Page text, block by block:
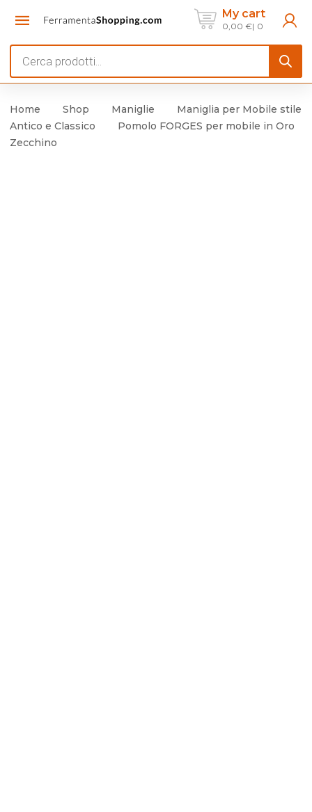
My cart
0,00 € 0
search
Home Shop Maniglie
Maniglia per Mobile stile
Antico e Classico
Pomolo FORGES per mobile in Oro
Zecchino